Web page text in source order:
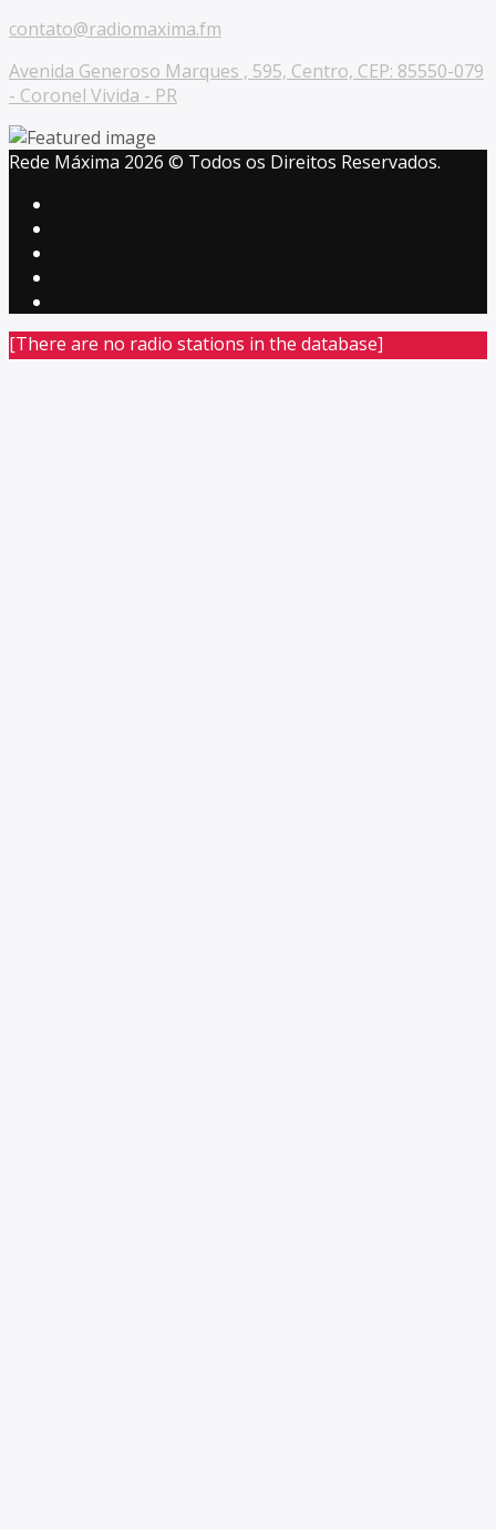
contato@radiomaxima.fm
Avenida Generoso Marques , 595, Centro, CEP: 85550-079
- Coronel Vivida - PR
Rede Máxima 2026 © Todos os Direitos Reservados.
[There are no radio stations in the database]